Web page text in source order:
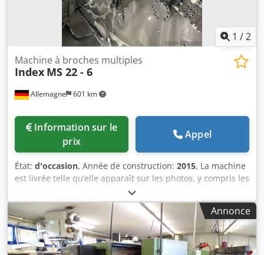
1 /2
Allemagne 601 km
Machine à broches multiples
Index MS 22 - 6
prix
Appel
État: d'occasion, Année de construction: 2015, La machine
est livrée telle qu’elle apparaît sur les photos, y compris les
outils et supports visibles. Credszlqavopfx Am Usf
Annonce